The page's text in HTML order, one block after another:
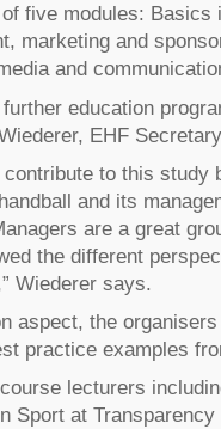
five modules: Basics
marketing and
and
education
EHF
to this study
and its
are a great
the different
Wiederer says.
aspect, the
practice examples
lecturers
Sport at